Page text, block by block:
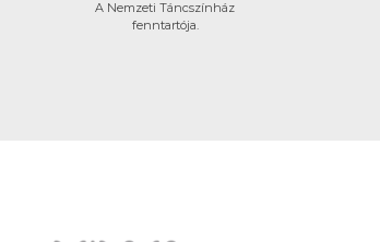
A Nemzeti Táncszínház
fenntartója.